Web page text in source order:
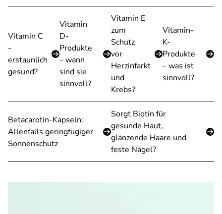
Vitamin C
-
erstaunlich
gesund?
Vitamin
D-
Produkte
– wann
sind sie
sinnvoll?
Vitamin E
zum
Schutz
vor
Herzinfarkt
und
Krebs?
Vitamin-
K-
Produkte
– was ist
sinnvoll?
Betacarotin-Kapseln:
Allenfalls geringfügiger
Sonnenschutz
Sorgt Biotin für
gesunde Haut,
glänzende Haare und
feste Nägel?